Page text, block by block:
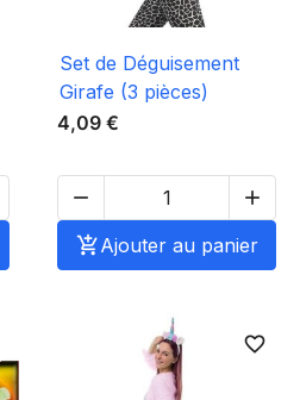
Set de Déguisement
Girafe (3 pièces)
4,09 €


Ajouter au panier
favorite_border